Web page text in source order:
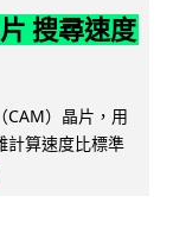
搜尋速度
CAM）晶片，用
計算速度比標準